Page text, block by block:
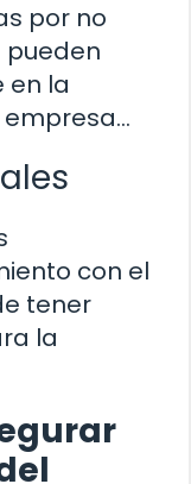
por no
pueden
la
con el
tener
la